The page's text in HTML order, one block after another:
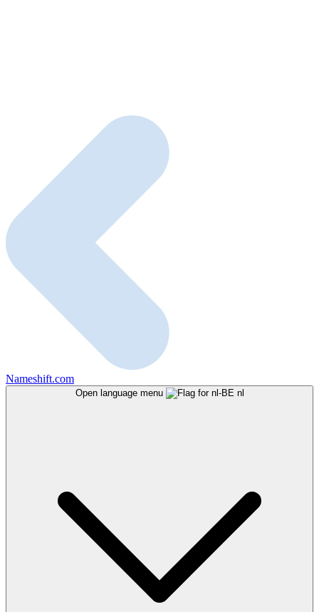
Nameshift.com
Open language menu nl